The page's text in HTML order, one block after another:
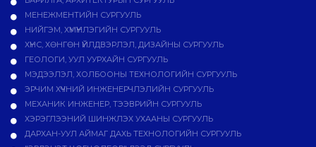
МЕНЕЖМЕНТИЙН СУРГУУЛЬ
НИЙГЭМ, ХҮМҮҮНЛЭГИЙН СУРГУУЛЬ
ХҮНС, ХӨНГӨН ҮЙЛДВЭРЛЭЛ, ДИЗАЙНЫ СУРГУУЛЬ
ГЕОЛОГИ, УУЛ УУРХАЙН СУРГУУЛЬ
МЭДЭЭЛЭЛ, ХОЛБООНЫ ТЕХНОЛОГИЙН СУРГУУЛЬ
ЭРЧИМ ХҮЧНИЙ ИНЖЕНЕРЧЛЭЛИЙН СУРГУУЛЬ
МЕХАНИК ИНЖЕНЕР, ТЭЭВРИЙН СУРГУУЛЬ
ХЭРЭГЛЭЭНИЙ ШИНЖЛЭХ УХААНЫ СУРГУУЛЬ
ДАРХАН-УУЛ АЙМАГ ДАХЬ ТЕХНОЛОГИЙН СУРГУУЛЬ